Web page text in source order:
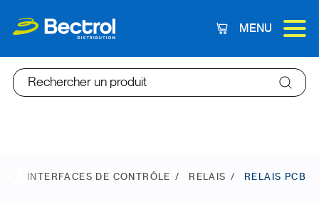
Panier
MENU
Rechercher un produit
INTERFACES DE CONTRÔLE RELAIS RELAIS PCB